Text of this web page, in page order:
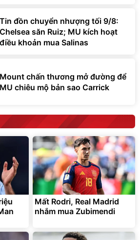
Tin đồn chuyển nhượng tối 9/8:
Chelsea săn Ruiz; MU kích hoạt
điều khoản mua Salinas
Mount chấn thương mở đường để
MU chiêu mộ bản sao Carrick
Mất Rodri, Real Madrid
nhắm mua Zubimendi